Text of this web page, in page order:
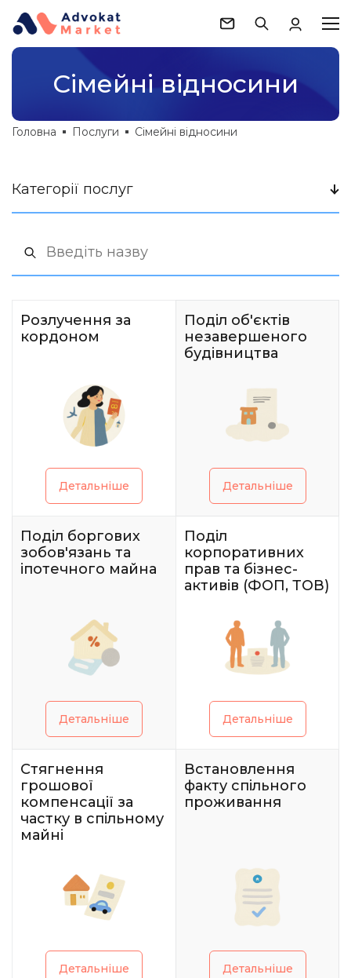
Сімейні відносини
Головна Послуги Сімейні відносини
Категорії послуг
Розлучення за
кордоном
Детальніше
Поділ об'єктів
незавершеного
будівництва
Детальніше
Поділ боргових
зобов'язань та
іпотечного майна
Детальніше
Поділ
корпоративних
прав та бізнес-
активів (ФОП, ТОВ)
Детальніше
Стягнення
грошової
компенсації за
частку в спільному
майні
Детальніше
Встановлення
факту спільного
проживання
Детальніше